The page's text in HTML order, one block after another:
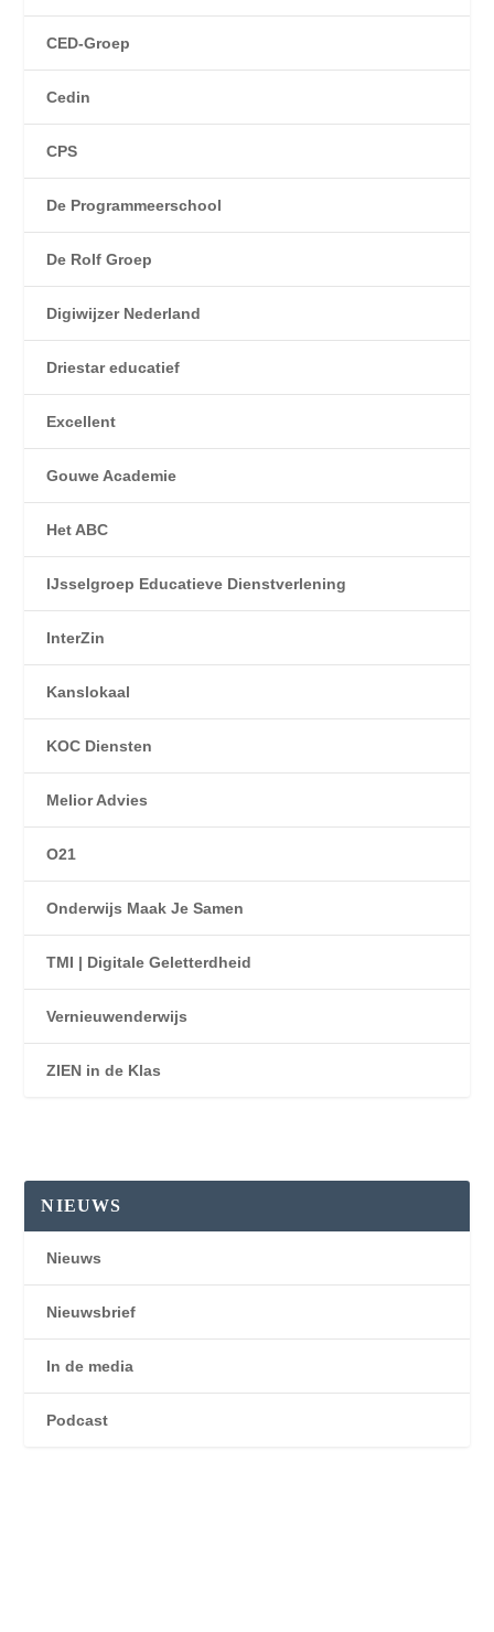
CED-Groep
Cedin
CPS
De Programmeerschool
De Rolf Groep
Digiwijzer Nederland
Driestar educatief
Excellent
Gouwe Academie
Het ABC
IJsselgroep Educatieve Dienstverlening
InterZin
Kanslokaal
KOC Diensten
Melior Advies
O21
Onderwijs Maak Je Samen
TMI | Digitale Geletterdheid
Vernieuwenderwijs
ZIEN in de Klas
NIEUWS
Nieuws
Nieuwsbrief
In de media
Podcast